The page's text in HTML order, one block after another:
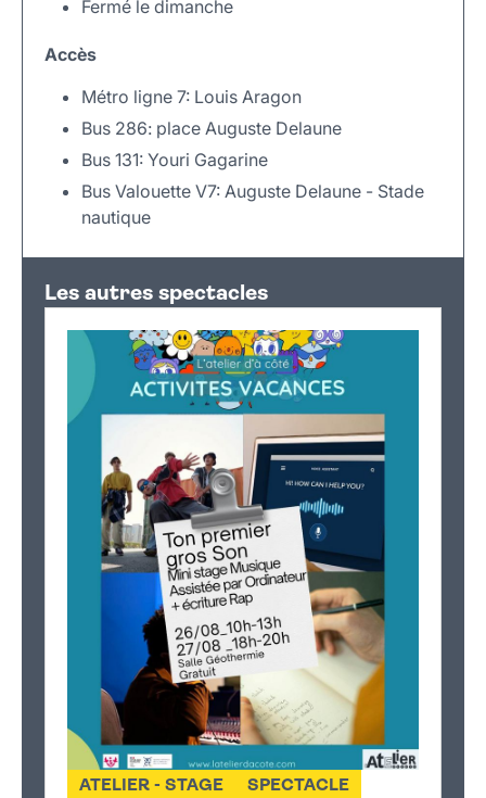
Fermé le dimanche
Accès
Métro ligne 7: Louis Aragon
Bus 286: place Auguste Delaune
Bus 131: Youri Gagarine
Bus Valouette V7: Auguste Delaune - Stade
nautique
+
−
Les autres spectacles
ATELIER - STAGE
SPECTACLE